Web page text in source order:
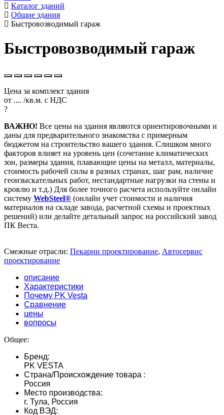
Каталог зданий
Общие здания
Быстровозводимый гараж
Быстровозводимый гараж
Цена за комплект здания
от .... /кв.м. с НДС
?
ВАЖНО! Все цены на здания являются ориентировочными и
даны для предварительного знакомства с примерным
бюджетом на строительство вашего здания. Слишком много
факторов влияет на уровень цен (сочетание климатических
зон, размеры здания, плавающие цены на металл, материалы,
стоимость рабочей силы в разных странах, шаг рам, наличие
геоизыскательных работ, нестандартные нагрузки на стены и
кровлю и т.д.) Для более точного расчета используйте онлайн
систему WebSteel® (онлайн учет стоимости и наличия
материалов на складе завода, расчетной схемы и проектных
решений) или делайте детальный запрос на российский завод
ПК Веста.
Смежные отрасли: Пекарни проектирование, Автосервис
проектирование
описание
Характеристики
Почему PK Vesta
Сравнение
цены
вопросы
Общее:
Бренд:
PK VESTA
Страна/Происхождение товара :
Россия
Место производства:
г. Тула, Россия
Код ВЭД: